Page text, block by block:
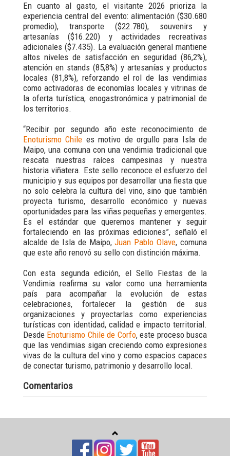
En cuanto al gasto, el visitante 2026 prioriza la
experiencia central del evento: alimentación ($30.680
promedio), transporte ($22.780), souvenirs y
artesanías ($16.220) y actividades recreativas
adicionales ($7.435). La evaluación general mantiene
altos niveles de satisfacción en seguridad (86,2%),
atención en stands (85,8%) y artesanías y productos
locales (81,8%), reforzando el rol de las vendimias
como activadoras de economías locales y vitrinas de
la oferta turística, enogastronómica y patrimonial de
los territorios.
“Recibir por segundo año este reconocimiento de
Enoturismo Chile es motivo de orgullo para Isla de
Maipo, una comuna con una vendimia tradicional que
rescata nuestras raíces campesinas y nuestra
historia viñatera. Este sello reconoce el esfuerzo del
municipio y sus equipos por desarrollar una fiesta que
no solo celebra la cultura del vino, sino que también
proyecta turismo, desarrollo económico y nuevas
oportunidades para las viñas pequeñas y emergentes.
Es el estándar que queremos mantener y seguir
fortaleciendo en las próximas ediciones”, señaló el
alcalde de Isla de Maipo,Juan Pablo Olave, comuna
que este año renovó su sello con distinción máxima.
Con esta segunda edición, el Sello Fiestas de la
Vendimia reafirma su valor como una herramienta
país para acompañar la evolución de estas
celebraciones, fortalecer la gestión de sus
organizaciones y proyectarlas como experiencias
turísticas con identidad, calidad e impacto territorial.
Desde Enoturismo Chile de Corfo, este proceso busca
que las vendimias sigan creciendo como expresiones
vivas de la cultura del vino y como espacios capaces
de conectar turismo, patrimonio y desarrollo local.
Comentarios